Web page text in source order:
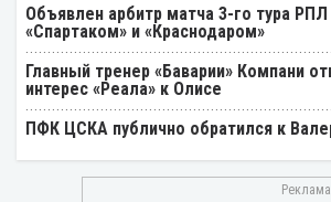
Объявлен арбитр матча 3-го тура
«Спартаком» и «Краснодаром»
Главный тренер «Баварии» Компани
интерес «Реала» к Олисе
ПФК ЦСКА публично обратился к